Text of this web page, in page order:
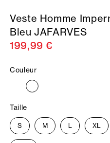
Veste Homme
Bleu JAFARVES
199,99 €
Couleur
Taille
S M L XL